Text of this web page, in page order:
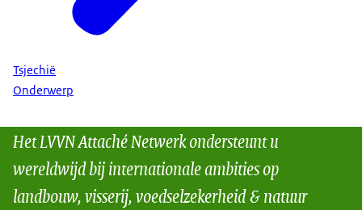
Tsjechië
Onderwerp
Het LVVN Attaché Netwerk ondersteunt u
wereldwijd bij internationale ambities op
landbouw, visserij, voedselzekerheid & natuur